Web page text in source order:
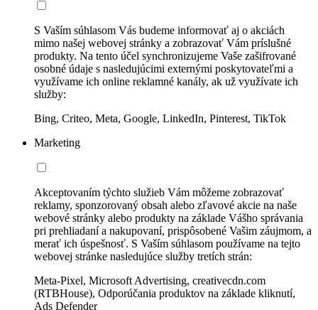
S Vaším súhlasom Vás budeme informovať aj o akciách
mimo našej webovej stránky a zobrazovať Vám príslušné
produkty. Na tento účel synchronizujeme Vaše zašifrované
osobné údaje s nasledujúcimi externými poskytovateľmi a
využívame ich online reklamné kanály, ak už využívate ich
služby:
Bing, Criteo, Meta, Google, LinkedIn, Pinterest, TikTok
Marketing
Akceptovaním týchto služieb Vám môžeme zobrazovať
reklamy, sponzorovaný obsah alebo zľavové akcie na naše
webové stránky alebo produkty na základe Vášho správania
pri prehliadaní a nakupovaní, prispôsobené Vašim záujmom, a
merať ich úspešnosť. S Vaším súhlasom používame na tejto
webovej stránke nasledujúce služby tretích strán:
Meta-Pixel, Microsoft Advertising, creativecdn.com
(RTBHouse), Odporúčania produktov na základe kliknutí,
Ads Defender